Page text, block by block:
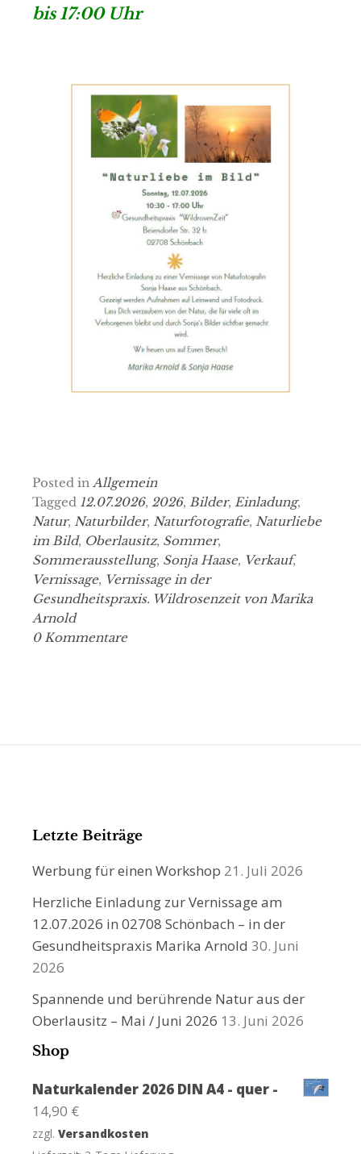
bis 17:00 Uhr
Posted in Allgemein
Tagged 12.07.2026, 2026, Bilder, Einladung,
Natur, Naturbilder, Naturfotografie, Naturliebe
im Bild, Oberlausitz, Sommer,
Sommerausstellung, Sonja Haase, Verkauf,
Vernissage, Vernissage in der
Gesundheitspraxis. Wildrosenzeit von Marika
Arnold
0 Kommentare
Letzte Beiträge
Werbung für einen Workshop 21. Juli 2026
Herzliche Einladung zur Vernissage am
12.07.2026 in 02708 Schönbach – in der
Gesundheitspraxis Marika Arnold 30. Juni
2026
Spannende und berührende Natur aus der
Oberlausitz – Mai / Juni 2026 13. Juni 2026
Shop
Naturkalender 2026 DIN A4 - quer -
14,90 €
zzgl. Versandkosten